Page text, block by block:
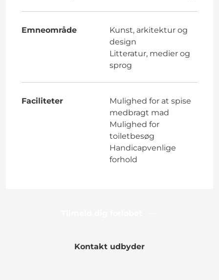
Emneområde
Kunst, arkitektur og
design
Litteratur, medier og
sprog
Faciliteter
Mulighed for at spise
medbragt mad
Mulighed for
toiletbesøg
Handicapvenlige
forhold
Kontakt udbyder